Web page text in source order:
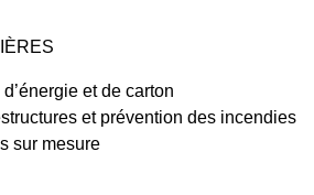
et de carton
et prévention des incendies
sur mesure